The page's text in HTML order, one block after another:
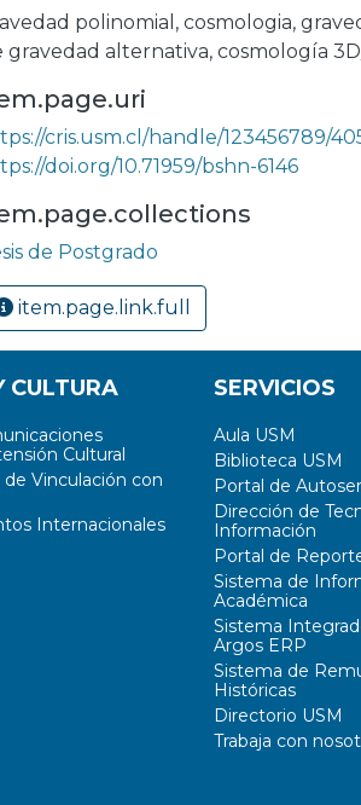
polinomial , cosmologia,
gravedad alternativa, cosmología
cris.usm.cl/handle/123456789/
doi.org/10.71959/bshn-6146
de Postgrado
item.page.link.full
CULTURA
Cultural
Vinculación con
Internacionales
SERVICIOS
Aula USM
Biblioteca USM
Portal de
Dirección de
Información
Portal de
Sistema de
Académica
Sistema
Argos ERP
Sistema de
Históricas
Directorio USM
Trabaja con